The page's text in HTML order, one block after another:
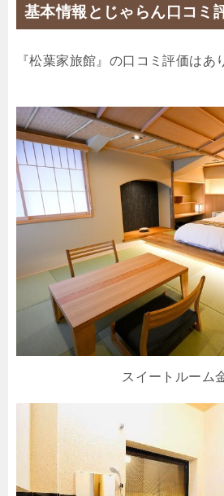
基本情報とじゃらん口コミ
『松葉家旅館』の口コミ評価はあ
スイートルーム